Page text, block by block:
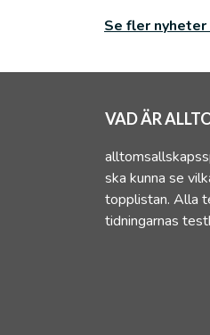
Se fler
VAD ÄR
ska kunna se
topplistan. Alla
tidningarnas